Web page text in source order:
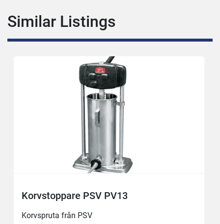
Similar Listings
Korvstoppare PSV PV13
Korvspruta från PSV